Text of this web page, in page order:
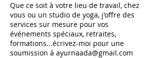
Que ce soit à votre lieu de travail, chez
vous ou un studio de yoga, j'offre des
services sur mesure pour vos
événements spéciaux, retraites,
formations...écrivez-moi pour une
soumission à ayurnaada@gmail.com